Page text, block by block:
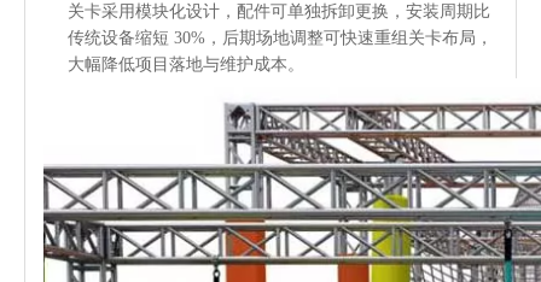
关卡采用模块化设计，配件可单独拆卸更换，安装周期比
传统设备缩短 30%，后期场地调整可快速重组关卡布局，
大幅降低项目落地与维护成本。